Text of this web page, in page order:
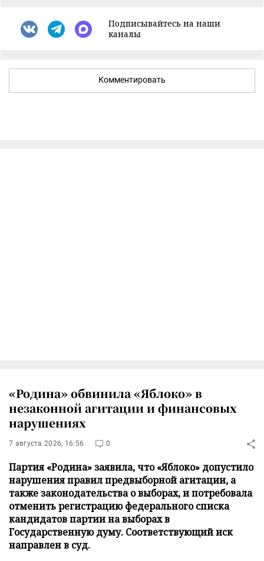
Подписывайтесь на наши
каналы
Комментировать
«Родина» обвинила «Яблоко» в
незаконной агитации и финансовых
нарушениях
7 августа 2026, 16:56 0
Партия «Родина» заявила, что «Яблоко» допустило
нарушения правил предвыборной агитации, а
также законодательства о выборах, и потребовала
отменить регистрацию федерального списка
кандидатов партии на выборах в
Государственную думу. Соответствующий иск
направлен в суд.